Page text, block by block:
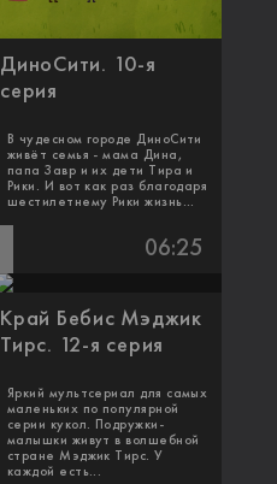
ДиноСити. 10-я
серия
В чудесном городе ДиноСити
живёт семья - мама Дина,
папа Завр и их дети Тира и
Рики. И вот как раз благодаря
шестилетнему Рики жизнь...
06:25
Край Бебис Мэджик
Тирс. 12-я серия
Яркий мультсериал для самых
маленьких по популярной
серии кукол. Подружки-
малышки живут в волшебной
стране Мэджик Тирс. У
каждой есть...